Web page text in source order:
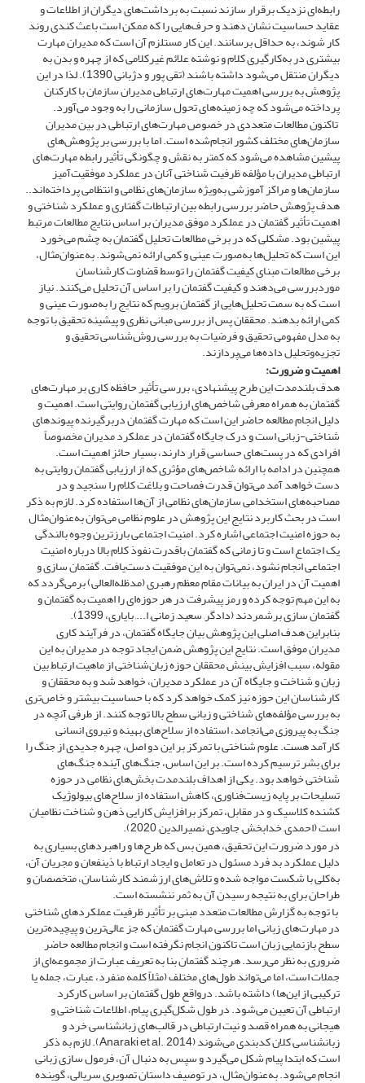
رابطه‌ای نزدیک برقرار سازند نسبت به برداشت‌های دیگران از اطلاعات و
عقاید حساسیت نشان دهند و حرف‌هایی را که ممکن است باعث کندی روند
کار شوند، به حداقل برسانند. این کار مستلزم آن است که مدیران مهارت
بیشتری در به‌کارگیری کلام و نوشته علائم غیرکلامی که از چهره و بدن به
دیگران منتقل می‌شود داشته باشند (تقی پور و دژبانی 1390). لذا در این
پژوهش به بررسی اهمیت مهارت‌های ارتباطی مدیران سازمان با کارکنان
پرداخته می‌شود که چه زمینه‌های تحول سازمانی را به وجود می‌آورد.
تاکنون مطالعات متعددی در خصوص مهارت‌های ارتباطی در بین مدیران
سازمان‌های مختلف کشور انجام‌شده است. اما با بررسی بر پژوهش‌های
پیشین مشاهده می‌شود که کمتر به نقش و چگونگی تأثیر رابطه مهارت‌های
ارتباطی مدیران با مؤلفه ظرفیت شناختی آنان در عملکرد موفقیت‌آمیز
سازمان‌ها و مراکز آموزشی به‌ویژه سازمان‌های نظامی و انتظامی پرداخته‌اند..
هدف پژوهش حاضر بررسی رابطه بین ارتباطات گفتاری و عملکرد شناختی و
اهمیت تأثیر گفتمان در عملکرد موفق مدیران بر اساس نتایج مطالعات مرتبط
پیشین بود. مشکلی که در برخی مطالعات تحلیل گفتمان به چشم می‌خورد
این است که تحلیل‌ها به‌صورت عینی و کمی ارائه نمی‌شوند. به‌عنوان‌مثال،
برخی مطالعات مبنای کیفیت گفتمان را توسط قضاوت کارشناسان
موردبررسی می‌دهند و کیفیت گفتمان را بر اساس آن تحلیل می‌کنند. نیاز
است که به سمت تحلیل‌هایی از گفتمان برویم که نتایج را به‌صورت عینی و
کمی ارائه بدهند. محققان پس از بررسی مبانی نظری و پیشینه تحقیق با توجه
به مدل مفهومی تحقیق و فرضیات به بررسی روش‌شناسی تحقیق و
تجزیه‌وتحلیل داده‌ها می‌پردازند.
اهمیت و ضرورت:
هدف بلندمدت این طرح پیشنهادی، بررسی تأثیر حافظه کاری بر مهارت‌های
گفتمان به همراه معرفی شاخص‌های ارزیابی گفتمان روایتی است. اهمیت و
دلیل انجام مطالعه حاضر این است که مهارت گفتمان دربرگیرنده پیوندهای
شناختی-زبانی است و درک جایگاه گفتمان در عملکرد مدیران مخصوصاً
افرادی که در پست‌های حساسی قرار دارند، بسیار حائز اهمیت است.
همچنین در ادامه با ارائه شاخص‌های مؤثری که از ارزیابی گفتمان روایتی به
دست خواهد آمد می‌توان قدرت فصاحت و بلاغت کلام را سنجید و در
مصاحبه‌های استخدامی سازمان‌های نظامی از آن‌ها استفاده کرد. لازم به ذکر
است در بحث کاربرد نتایج این پژوهش در علوم نظامی می‌توان به‌عنوان‌مثال
به حوزه امنیت اجتماعی اشاره کرد. امنیت اجتماعی بارزترین وجوه بالندگی
یک اجتماع است و تا زمانی که گفتمان باقدرت نفوذ کلام بالا درباره امنیت
اجتماعی انجام نشود، نمی‌توان به این موفقیت دست‌یافت. گفتمان سازی و
اهمیت آن در ایران به بیانات مقام معظم رهبری (مدظله‌العالی) برمی‌گردد که
به این مهم توجه کرده و رمز پیشرفت در هر حوزه‌ای را اهمیت به گفتمان و
گفتمان سازی برشمردند (دادگر, سعید, زمانی, ا..., بایاری، 1399).
بنابراین هدف اصلی این پژوهش بیان جایگاه گفتمان، در فرآیند کاری
مدیران موفق است. نتایج این پژوهش ضمن ایجاد توجه در مدیران به این
مقوله، سبب افزایش بینش محققان حوزه زبان‌شناختی از ماهیت ارتباط بین
زبان و شناخت و جایگاه آن در عملکرد مدیران، خواهد شد و به محققان و
کارشناسان این حوزه نیز کمک خواهد کرد که با حساسیت بیشتر و خاص‌تری
به بررسی مؤلفه‌های شناختی و زبانی سطح بالا توجه کنند. از طرفی آنچه در
جنگ به پیروزی می‌انجامد، استفاده از سلاح‌های بهینه و نیروی انسانی
کارآمد هست. علوم شناختی با تمرکز بر این دو اصل، چهره جدیدی از جنگ را
برای بشر ترسیم کرده است. بر این اساس، جنگ‌های آینده جنگ‌های
شناختی خواهد بود. یکی از اهداف بلندمدت بخش‌های نظامی در حوزه
تسلیحات بر پایه زیست‌فناوری، کاهش استفاده از سلاح‌های بیولوژیک
کشنده کلاسیک و در مقابل، تمرکز برافزایش کارایی ذهن و شناخت نظامیان
است (احمدی, خدابخش, جاویدی, نصیرالدین, 2020).
در مورد ضرورت این تحقیق، همین بس که طرح‌ها و راهبردهای بسیاری به
دلیل عملکرد بد فرد مسئول در تعامل و ایجاد ارتباط با ذینفعان و مجریان آن،
به‌کلی با شکست مواجه شده و تلاش‌های ارزشمند کارشناسان، متخصصان و
طراحان برای به نتیجه رسیدن آن به ثمر ننشسته است.
با توجه به گزارش مطالعات متعدد مبنی بر تأثیر ظرفیت عملکردهای شناختی
در مهارت‌های زبانی اما بررسی مهارت گفتمان که جز عالی‌ترین و پیچیده‌ترین
سطح بازنمایی زبان است تاکنون انجام نگرفته است و انجام مطالعه حاضر
ضروری به نظر می‌رسد. هرچند گفتمان بنا به تعریف عبارت از مجموعه‌ای از
جملات است، اما می‌تواند طول‌های مختلف (مثلاً کلمه منفرد، عبارت، جمله یا
ترکیبی از این‌ها) داشته باشد. درواقع طول گفتمان بر اساس کارکرد
ارتباطی آن تعیین می‌شود. در طول شکل‌گیری پیام، اطلاعات شناختی و
هیجانی به همراه قصد و نیت ارتباطی در قالب‌های زبانشناسی خرد و
زبانشناسی کلان کدبندی می‌شوند (Anaraki et al., 2014). لازم به ذکر
است که ابتدا پیام شکل می‌گیرد و سپس به دنبال آن، فرمول سازی زبانی
انجام می‌شود. به‌عنوان‌مثال، در توصیف داستان تصویری سریالی، گوینده